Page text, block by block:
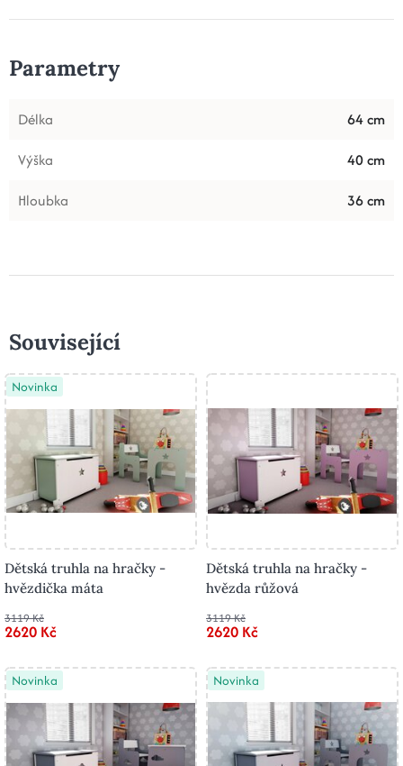
Parametry
Délka
64 cm
Výška
40 cm
Hloubka
36 cm
Související
Novinka
Dětská truhla na hračky -
hvězdička máta
3119 Kč
2620 Kč
Dětská truhla na hračky -
hvězda růžová
3119 Kč
2620 Kč
Novinka Novinka